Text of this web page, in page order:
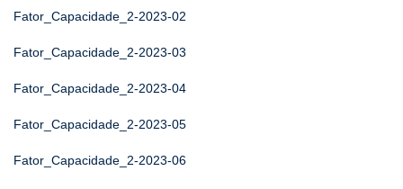
Fator_Capacidade_2-2023-02
Fator_Capacidade_2-2023-03
Fator_Capacidade_2-2023-04
Fator_Capacidade_2-2023-05
Fator_Capacidade_2-2023-06